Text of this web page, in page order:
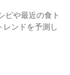
ピや最近の食ト
ンドを予測し